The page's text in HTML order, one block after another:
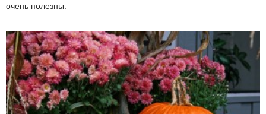
очень полезны.